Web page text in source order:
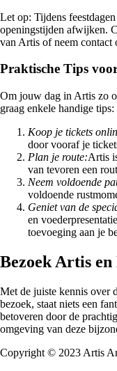
Let op: Tijdens
openingstijden afwijken.
van Artis of neem contact
Praktische Tips
Om jouw dag in Artis zo
graag enkele handige tips:
Koop je tickets
door vooraf je
Plan je route:Artis
van tevoren een
Neem voldoende
voldoende
Geniet van de
en
toevoeging aan je
Bezoek Artis
Met de juiste kennis over
bezoek, staat niets een
betoveren door de
omgeving van deze
Copyright © 2023 Artis